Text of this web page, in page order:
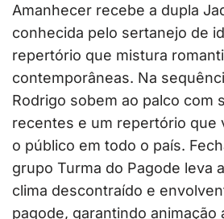
Amanhecer recebe a dupla
conhecida pelo sertanejo de
repertório que mistura
contemporâneas. Na
Rodrigo sobem ao palco com
recentes e um repertório que
o público em todo o país.
grupo Turma do Pagode leva
clima descontraído e
pagode, garantindo animação